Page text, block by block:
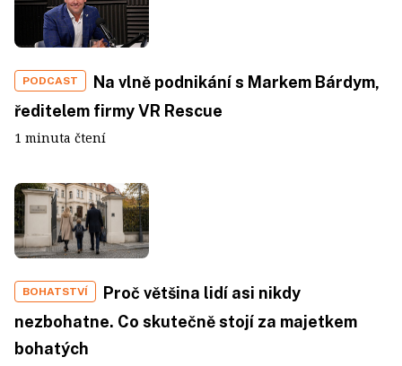
PODCAST
Na vlně podnikání s Markem Bárdym,
ředitelem firmy VR Rescue
1 minuta čtení
BOHATSTVÍ
Proč většina lidí asi nikdy
nezbohatne. Co skutečně stojí za majetkem
bohatých